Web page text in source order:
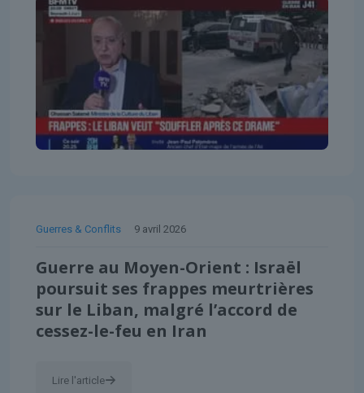
Guerres & Conflits 9 avril 2026
Guerre au Moyen-Orient : Israël
poursuit ses frappes meurtrières
sur le Liban, malgré l’accord de
cessez-le-feu en Iran
Lire l'article